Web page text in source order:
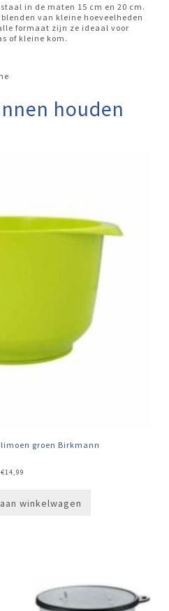
in de maten 15 cm en 20 cm.
van kleine hoeveelheden
formaat zijn ze ideaal voor
of kleine kom.
houden
groen Birkmann
€14,99
winkelwagen